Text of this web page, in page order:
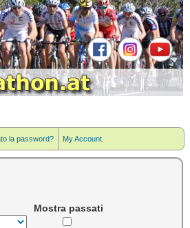
la password? My Account
Mostra passati